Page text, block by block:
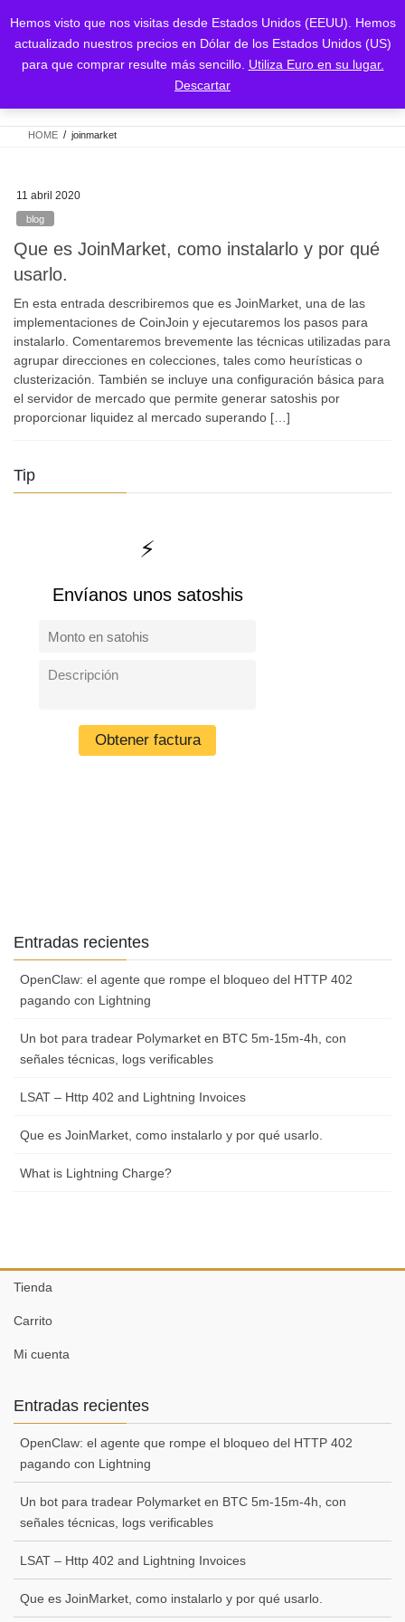
contenido
navegación
joinmarket
HOME joinmarket
11 abril 2020
blog
Que es JoinMarket, como instalarlo y por qué
usarlo.
En esta entrada describiremos que es JoinMarket, una de las
implementaciones de CoinJoin y ejecutaremos los pasos para
instalarlo. Comentaremos brevemente las técnicas utilizadas para
agrupar direcciones en colecciones, tales como heurísticas o
clusterización. También se incluye una configuración básica para
el servidor de mercado que permite generar satoshis por
proporcionar liquidez al mercado superando […]
Tip
Entradas recientes
OpenClaw: el agente que rompe el bloqueo del HTTP 402
pagando con Lightning
Un bot para tradear Polymarket en BTC 5m-15m-4h, con
señales técnicas, logs verificables
LSAT – Http 402 and Lightning Invoices
Que es JoinMarket, como instalarlo y por qué usarlo.
What is Lightning Charge?
Tienda
Carrito
Mi cuenta
Entradas recientes
OpenClaw: el agente que rompe el bloqueo del HTTP 402
pagando con Lightning
Un bot para tradear Polymarket en BTC 5m-15m-4h, con
señales técnicas, logs verificables
LSAT – Http 402 and Lightning Invoices
Que es JoinMarket, como instalarlo y por qué usarlo.
Hemos visto que nos visitas desde Estados Unidos (EEUU). Hemos
actualizado nuestros precios en Dólar de los Estados Unidos (US)
para que comprar resulte más sencillo. Utiliza Euro en su lugar.
Descartar